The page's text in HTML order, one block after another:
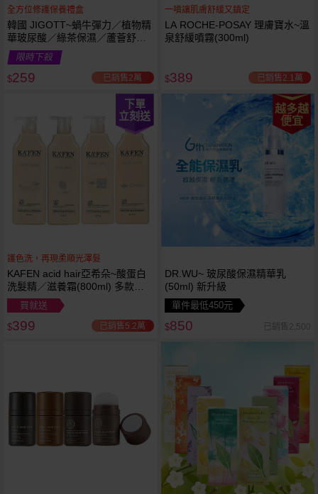
全方位修護保養禮盒
韓國 JIGOTT~蝸牛彈力／植物精
華玻尿酸／綠茶保濕／蘆薈舒緩
修復 禮盒(5件組) 款式可選 化妝
水+乳液+面霜
限時下殺
$259 已銷售2萬
一噴讓肌膚舒緩又鎮定
LA ROCHE-POSAY 理膚寶水~溫
泉舒緩噴霧(300ml)
$389 已銷售2.1萬
下單
立刻送
護色洗，再現柔順光澤髮
KAFEN acid hair亞希朵~酸蛋白
洗髮精／滋養霜(800ml) 多款可
選
買就送
$399 已銷售5.2萬
越多越
便宜
DR.WU~ 玻尿酸保濕精華乳
(50ml) 新升級
單件最低450元
$850 已銷售2,500